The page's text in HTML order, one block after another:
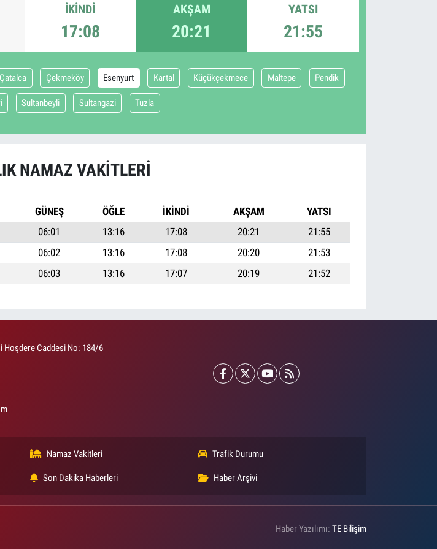
İKINDI
17:08
AKŞAM
20:21
YATSI
21:55
Çatalca Çekmeköy Esenyurt Kartal Küçükçekmece Maltepe Pendik
Sultanbeyli Sultangazi Tuzla
NAMAZ VAKITLERI
GÜNEŞ ÖĞLE İKINDI AKŞAM
YATSI
06:01 13:16 17:08 20:21
21:55
06:02 13:16 17:08 20:20
21:53
06:03 13:16 17:07 20:19 21:52
Hoşdere Caddesi No: 184/6
Namaz Vakitleri Trafik Durumu
Son Dakika Haberleri Haber Arşivi
Haber Yazılımı:TE Bilişim